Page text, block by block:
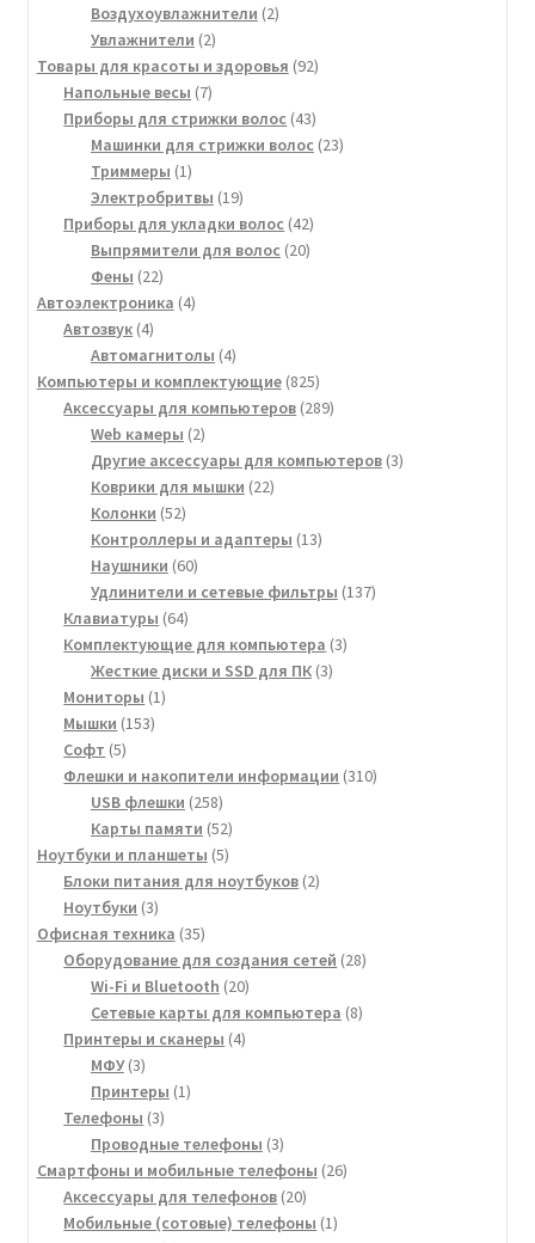
товара
Воздухоувлажнители 22
Увлажнители 22
товара
Товары для красоты и здоровья 9292
Напольные весы 77
товаров
Приборы для стрижки волос 4343
товара
Машинки для стрижки волос 2323
Триммеры 11
товар
Электробритвы 1919
товаров
Приборы для укладки волос 4242
товара
Выпрямители для волос 2020
Фены 2222
товара
Автоэлектроника 44
Автозвук 44
товара
Автомагнитолы 44
товара
Компьютеры и комплектующие 825825
товаров
Аксессуары для компьютеров 289289
Web камеры 22
товара
Другие аксессуары для компьютеров 33
Коврики для мышки 2222
Колонки 5252
товара
Контроллеры и адаптеры 1313
Наушники 6060
товаров
Удлинители и сетевые фильтры 137137
Клавиатуры 6464
товара
Комплектующие для компьютера 33
Жесткие диски и SSD для ПК 33
Мониторы 11
Мышки 153153
Софт 55
товаров
Флешки и накопители информации 310310
USB флешки 258258
товаров
Карты памяти 5252
товара
Ноутбуки и планшеты 55
товаров
Блоки питания для ноутбуков 22
Ноутбуки 33
товара
Офисная техника 3535
товаров
Оборудование для создания сетей 2828
Wi-Fi и Bluetooth 2020
товаров
Сетевые карты для компьютера 88
Принтеры и сканеры 44
МФУ 33
товара
Принтеры 11
Телефоны 33
товара
Проводные телефоны 33
товара
Смартфоны и мобильные телефоны 2626
Аксессуары для телефонов 2020
товаров
Мобильные (сотовые) телефоны 11